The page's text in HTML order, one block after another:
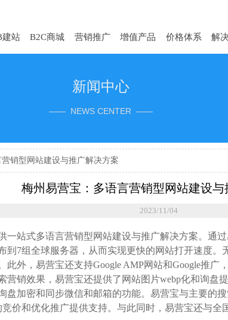
建站 B2C商城 营销推广 增值产品 价格体系 解
新闻中心
—— NEWS CENTER ——
销型网站建设与推广解决方案
梅州易营宝：多语言营销型网站建设与
2023/11/04
一站式多语言营销型网站建设与推广解决方案。通
到7组全球服务器，从而实现更快的网站打开速度
此外，易营宝还支持Google AMP网站和Google推广
营销效果，易营宝还提供了网站图片webp化和询盘
盘加密和同步微信和邮箱的功能。易营宝与主要的搜
价和优化推广提供支持。与此同时，易营宝还与全